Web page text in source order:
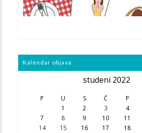
Kalendar objava
studeni 2022
P U S Č P
1 2 3 4
7
8 9 10 11
14
15 16 17 18